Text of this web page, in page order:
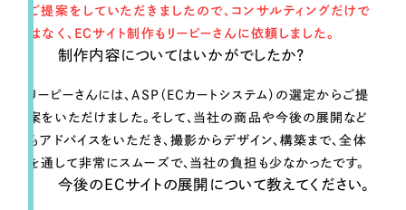
ご提案をしていただきましたので、コンサルティングだけで
はなく、ECサイト制作もリーピーさんに依頼しました。
制作内容についてはいかがでしたか？
リーピーさんには、ASP（ECカートシステム）の選定からご提
案をいただけました。そして、当社の商品や今後の展開など
もアドバイスをいただき、撮影からデザイン、構築まで、全体
を通して非常にスムーズで、当社の負担も少なかったです。
今後のECサイトの展開について教えてください。